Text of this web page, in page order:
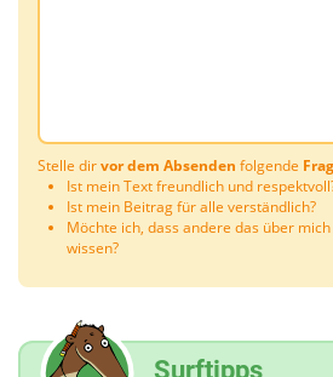
Stelle dirvor dem Absenden folgende
Ist mein Text freundlich und
Ist mein Beitrag für alle verständlich?
Möchte ich, dass andere das über mich
wissen?
Surftipps